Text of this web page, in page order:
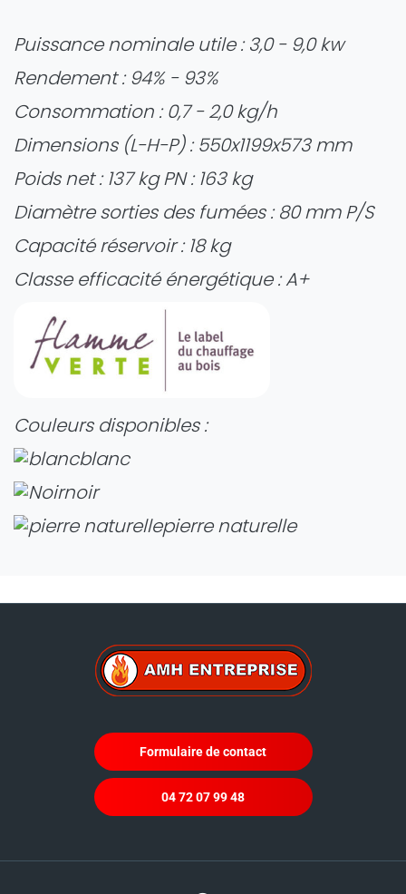
Puissance nominale utile : 3,0 - 9,0 kw
Rendement : 94% - 93%
Consommation : 0,7 - 2,0 kg/h
Dimensions (L-H-P) : 550x1199x573 mm
Poids net : 137 kg PN : 163 kg
Diamètre sorties des fumées : 80 mm P/S
Capacité réservoir : 18 kg
Classe efficacité énergétique : A+
Couleurs disponibles :
blanc
noir
pierre naturelle
Formulaire de contact
04 72 07 99 48